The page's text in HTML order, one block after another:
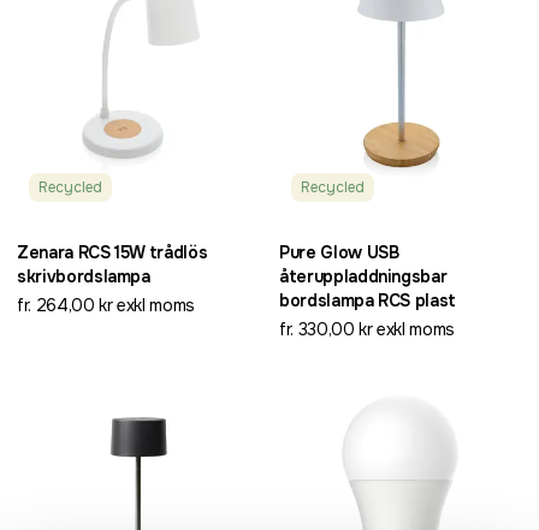
Recycled
Zenara RCS 15W trådlös
skrivbordslampa
fr. 264,00 kr exkl moms
Recycled
Pure Glow USB
återuppladdningsbar
bordslampa RCS plast
fr. 330,00 kr exkl moms